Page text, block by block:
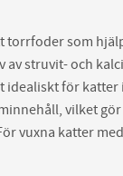
torrfoder som
av struvit- och
idealiskt för
vilket
vuxna katter